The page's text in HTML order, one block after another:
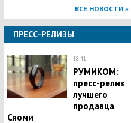
ВСЕ НОВОСТИ »
ПРЕСС-РЕЛИЗЫ
18:41
РУМИКОМ:
пресс-релиз
лучшего
продавца
Сяоми